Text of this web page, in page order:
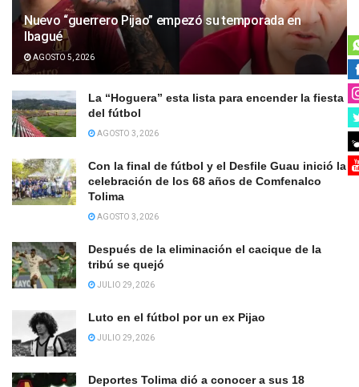
Nuevo “guerrero Pijao” empezó su temporada en
Ibagué
AGOSTO 5, 2026
La “Hoguera” esta lista para encender la fiesta
del fútbol
AGOSTO 3, 2026
Con la final de fútbol y el Desfile Guau inició la
celebración de los 68 años de Comfenalco
Tolima
AGOSTO 3, 2026
Después de la eliminación el cacique de la
tribú se quejó
JULIO 29, 2026
Luto en el fútbol por un ex Pijao
JULIO 29, 2026
Deportes Tolima dió a conocer a sus 18